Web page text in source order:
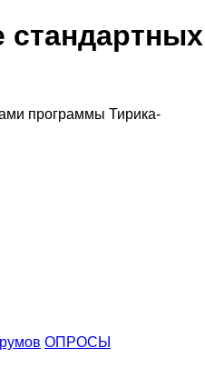
стандартных
программы Тирика-
ОПРОСЫ